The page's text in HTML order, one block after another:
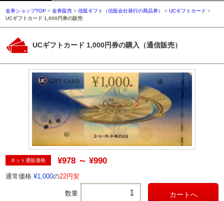
金券ショップTOP >金券販売 >信販ギフト（信販会社発行の商品券） >UCギフトカード >
UCギフトカード 1,000円券の販売
UCギフトカード 1,000円券の購入（通信販売）
ネット通販価格 ¥978 ～ ¥990
通常価格 ¥1,000の22円安
数量